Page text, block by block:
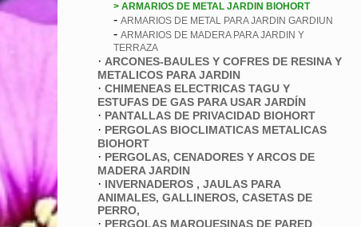
> ARMARIOS DE METAL JARDIN BIOHORT
- ARMARIOS DE METAL PARA JARDIN GARDIUN
- ARMARIOS DE MADERA PARA JARDIN Y
TERRAZA
· ARCONES-BAULES Y COFRES DE RESINA Y
METALICOS PARA JARDIN
· CHIMENEAS ELECTRICAS TAGU Y
ESTUFAS DE GAS PARA USAR JARDÍN
· PANTALLAS DE PRIVACIDAD BIOHORT
· PERGOLAS BIOCLIMATICAS METALICAS
BIOHORT
· PERGOLAS, CENADORES Y ARCOS DE
MADERA JARDIN
· INVERNADEROS , JAULAS PARA
ANIMALES, GALLINEROS, CASETAS DE
PERRO,
· PERGOLAS MARQUESINAS DE PARED